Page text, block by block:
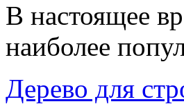
В настоящее
наиболее
Дерево для